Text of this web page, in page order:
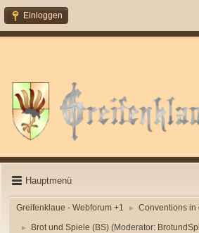
Einloggen
Hauptmenü
Greifenklaue - Webforum +1 ► Conventions in
► Brot und Spiele (BS) (Moderator: